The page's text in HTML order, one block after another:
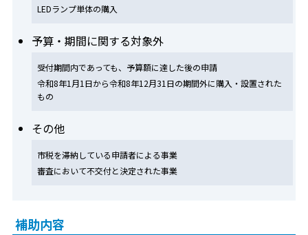
LEDランプ単体の購入
予算・期間に関する対象外
受付期間内であっても、予算額に達した後の申請
令和8年1月1日から令和8年12月31日の期間外に購入・設置された
もの
その他
市税を滞納している申請者による事業
審査において不交付と決定された事業
補助内容